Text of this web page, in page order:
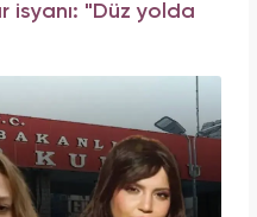
isyanı: "Düz yolda